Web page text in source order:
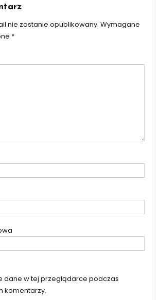
nie zostanie opublikowany. Wymagane
*
dane w tej przeglądarce podczas
komentarzy.